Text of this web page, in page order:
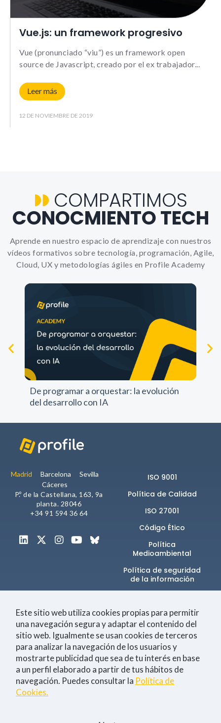
Vue.js: un framework progresivo
Vue (pronunciado “viu”) es un framework open
source de Javascript, creado por el ex trabajador
Leer más
12 DE NOVIEMBRE DE 2019
COMPARTIMOS
CONOCMIENTO TECH
Aprende en nuestro espacio de aprendizaje con nuestros
vídeos formativos sobre tecnología, programación, Agile,
Cloud, UX y metodologías ágiles en Profile Academy
De programar a orquestar: la evolución
del desarrollo con IA
Madrid Barcelona
Sevilla
Cáceres
P.º de la Castellana, 163, 9a
planta. 28046
+34 91 594 36 64
ISO 9001
Política de Calidad
ISO 27001
Código Ético
Política
Medioambiental
Política de seguridad
de la información​
Únete a la comunidad
Tecnología Negocio Eventos
Empleo
Este sitio web utiliza cookies propias para permitir
una navegación segura y adaptar el contenido del
sitio web. Igualmente se usan cookies de terceros
para analizar la navegación de los usuarios y
mostrarte publicidad que sea de tu interés en base
a un perfil elaborado a partir de tus hábitos de
navegación. Puedes consultar la Política de
Cookies.
_ga |
Le informamos de que puede
su navegador para bloquear o
la web, en
base a cómo la
usas.
_gat_ |
_hjSession |
_hjSessionUser
Para que
nuestra web
funcione lo
mejor posible
durante tu
visita. Si
rechazas estas
cookies,
no se
Marketing
intereses y
mientras visitas
nuestra web,
aumentas la
posibilidad de
ver contenido y
ofertas
personalizados.